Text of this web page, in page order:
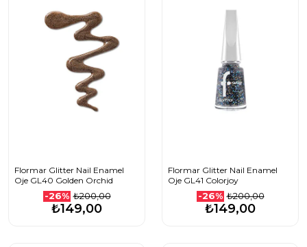
Flormar Glitter Nail Enamel
Oje GL40 Golden Orchid
-26% ₺200,00
₺149,00
Flormar Glitter Nail Enamel
Oje GL41 Colorjoy
-26% ₺200,00
₺149,00